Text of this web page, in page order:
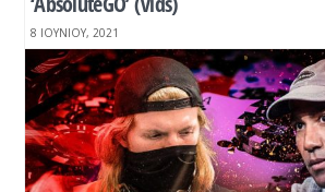
8 ΙΟΥΝΊΟΥ, 2021